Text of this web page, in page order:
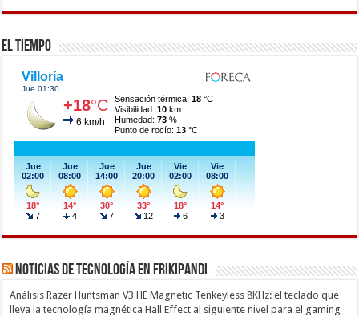
El Tiempo
Noticias de Tecnología en Frikipandi
Análisis Razer Huntsman V3 HE Magnetic Tenkeyless 8KHz: el teclado que
lleva la tecnología magnética Hall Effect al siguiente nivel para el gaming